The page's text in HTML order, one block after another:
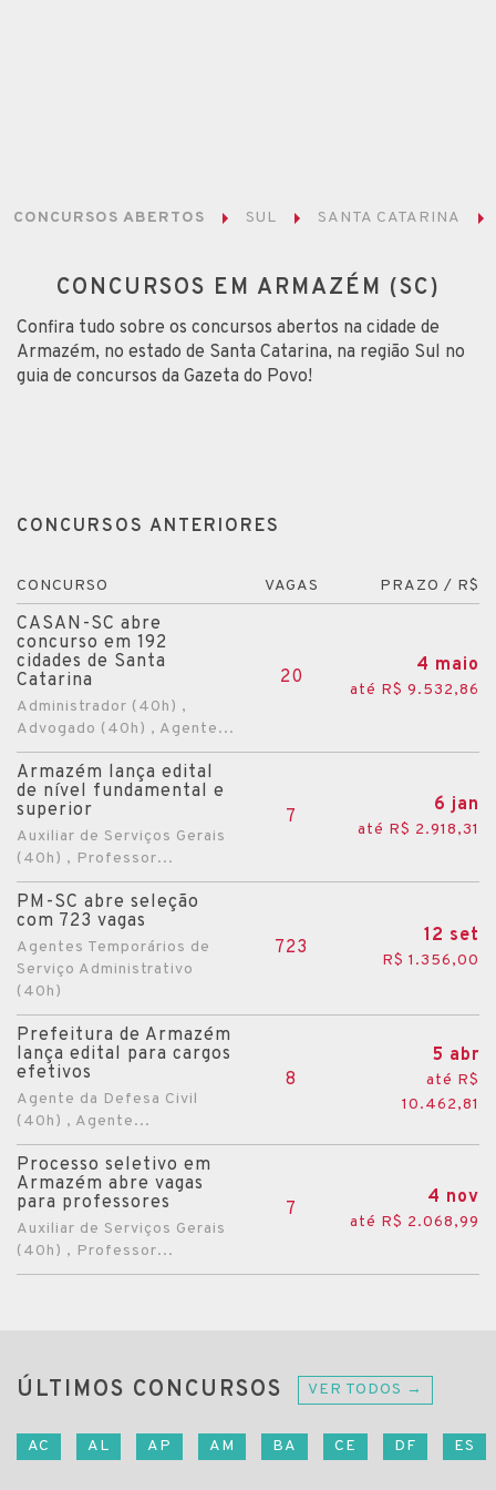
CONCURSOS ABERTOS SUL SANTA CATARINA
CONCURSOS EM ARMAZÉM (SC)
Confira tudo sobre os concursos abertos na cidade de
Armazém, no estado de Santa Catarina, na região Sul no
guia de concursos da Gazeta do Povo!
CONCURSOS ANTERIORES
CONCURSO VAGAS PRAZO / R$
CASAN-SC abre
concurso em 192
cidades de Santa
Catarina
Administrador (40h) ,
Advogado (40h) , Agente...
20
4 maio
até R$ 9.532,86
Armazém lança edital
de nível fundamental e
superior
Auxiliar de Serviços Gerais
(40h) , Professor...
7
6 jan
até R$ 2.918,31
PM-SC abre seleção
com 723 vagas
Agentes Temporários de
Serviço Administrativo
(40h)
723
12 set
R$ 1.356,00
Prefeitura de Armazém
lança edital para cargos
efetivos
Agente da Defesa Civil
(40h) , Agente...
8
5 abr
até R$
10.462,81
Processo seletivo em
Armazém abre vagas
para professores
Auxiliar de Serviços Gerais
(40h) , Professor...
7
4 nov
até R$ 2.068,99
ÚLTIMOS CONCURSOS VER TODOS →
AC AL AP AM BA CE DF ES